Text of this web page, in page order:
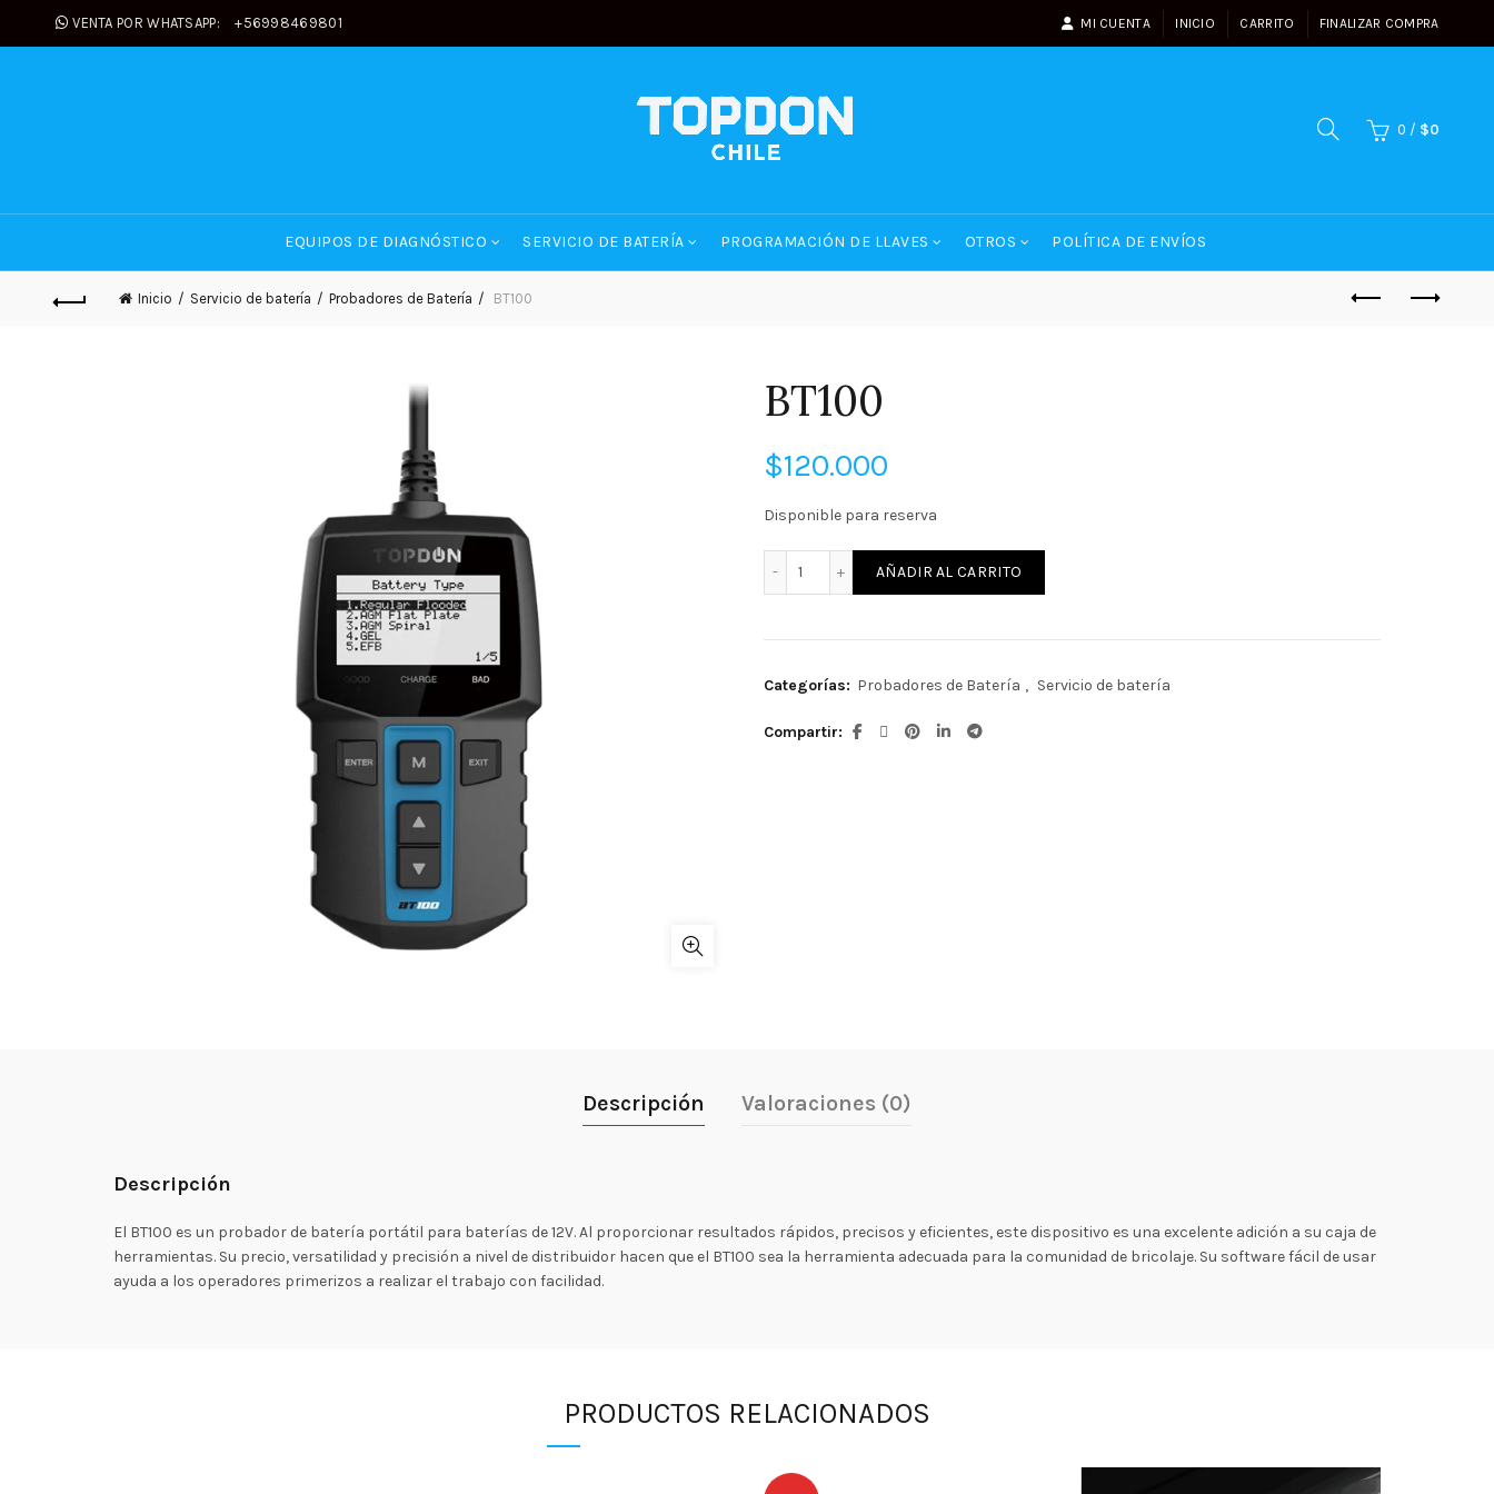
VENTA POR WHATSAPP: +56998469801 MI CUENTA INICIO CARRITO FINALIZAR COMPRA
0 / $0
EQUIPOS DE DIAGNÓSTICO SERVICIO DE BATERÍA PROGRAMACIÓN DE LLAVES OTROS POLÍTICA DE ENVÍOS
Inicio Servicio de batería Probadores de Batería BT100
BT100
$120.000
Disponible para reserva
BT100 cantidad
AÑADIR AL CARRITO
Categorías: Probadores de Batería , Servicio de batería
Compartir
Descripción Valoraciones (0)
Descripción
El BT100 es un probador de batería portátil para baterías de 12V. Al proporcionar resultados rápidos, precisos y eficientes, este dispositivo es una excelente adición a su caja de
herramientas. Su precio, versatilidad y precisión a nivel de distribuidor hacen que el BT100 sea la herramienta adecuada para la comunidad de bricolaje. Su software fácil de usar
ayuda a los operadores primerizos a realizar el trabajo con facilidad.
PRODUCTOS RELACIONADOS